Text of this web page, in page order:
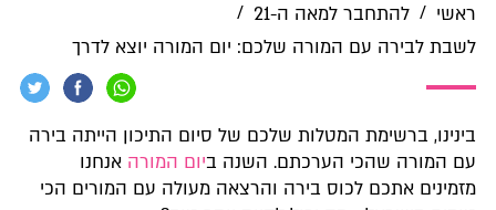
ראשי / להתחבר למאה ה-21
/
לשבת לבירה עם המורה שלכם: יום המורה יוצא לדרך
בינינו, ברשימת המטלות שלכם של סיום התיכון הייתה בירה
עם המורה שהכי הערכתם. השנה ביום המורה אנחנו
מזמינים אתכם לכוס בירה והרצאה מעולה עם המורים הכי